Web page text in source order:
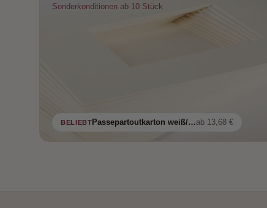
Sonderkonditionen ab 10 Stück
BELIEBT Passepartoutkarton weiß/cremeab 13,68 €